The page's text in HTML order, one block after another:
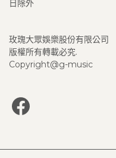
日除外
玫瑰大眾娛樂股份有限公司
版權所有轉載必究.
Copyright@g-music